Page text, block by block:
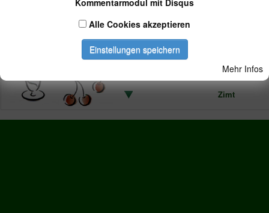
Leichte Mousses
Weiße Schokolade
Zimt
Alle Cookies akzeptieren
Einstellungen speichern
Mehr Infos